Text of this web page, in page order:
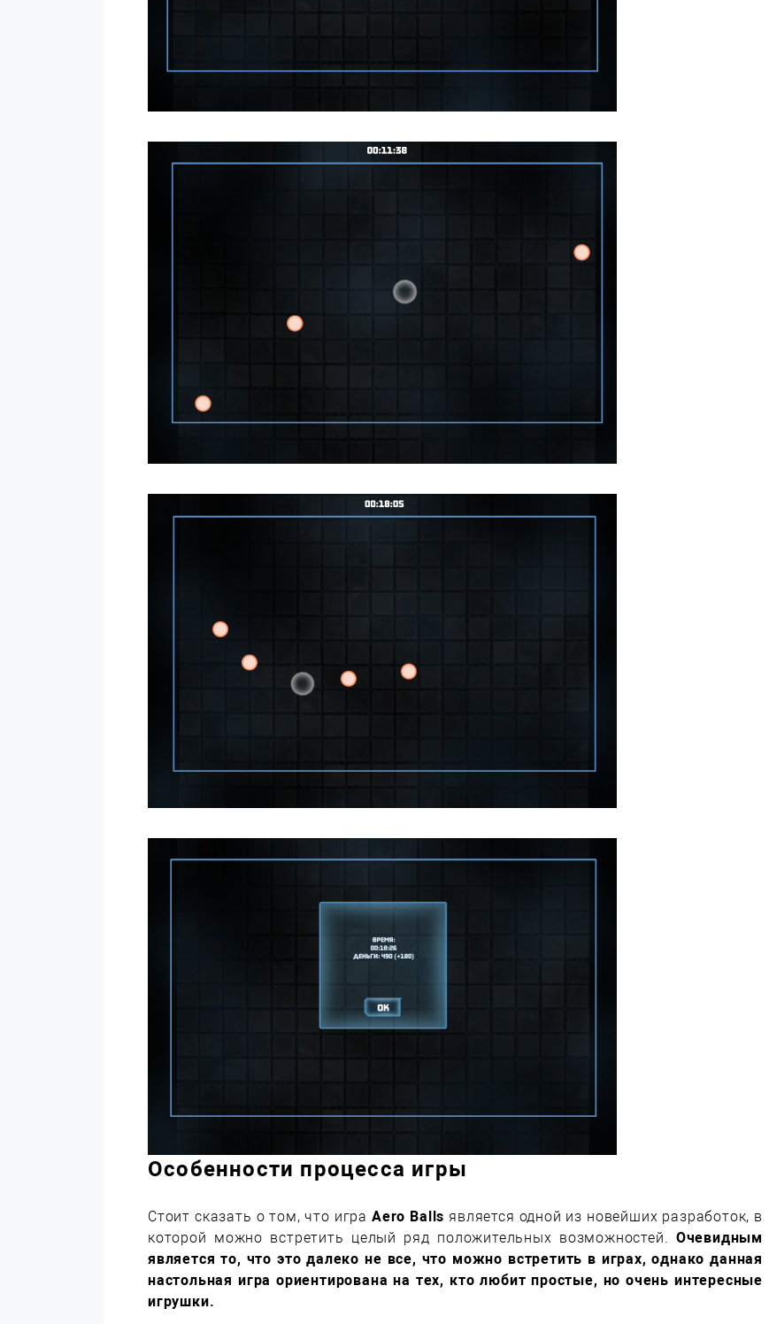
Особенности процесса игры
Стоит сказать о том, что играAero Balls является одной из новейших разработок, в
которой можно встретить целый ряд положительных возможностей. Очевидным
является то, что это далеко не все, что можно встретить в играх, однако данная
настольная игра ориентирована на тех, кто любит простые, но очень интересные
игрушки.